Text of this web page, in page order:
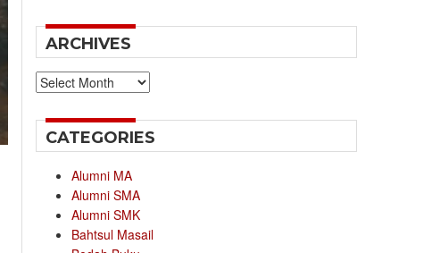
ARCHIVES
Archives
CATEGORIES
Alumni MA
Alumni SMA
Alumni SMK
Bahtsul Masail